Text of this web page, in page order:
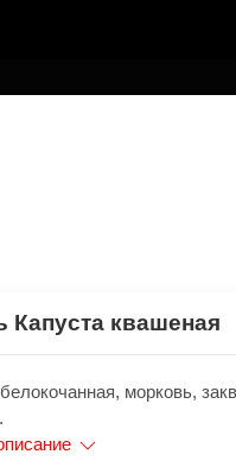
Капуста квашеная
морковь,